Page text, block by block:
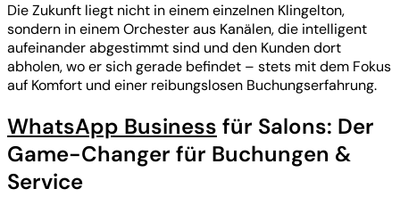
Die Zukunft liegt nicht in einem einzelnen Klingelton,
sondern in einem Orchester aus Kanälen, die intelligent
aufeinander abgestimmt sind und den Kunden dort
abholen, wo er sich gerade befindet – stets mit dem Fokus
auf Komfort und einer reibungslosen Buchungserfahrung.
WhatsApp Business für Salons: Der
Game-Changer für Buchungen &
Service